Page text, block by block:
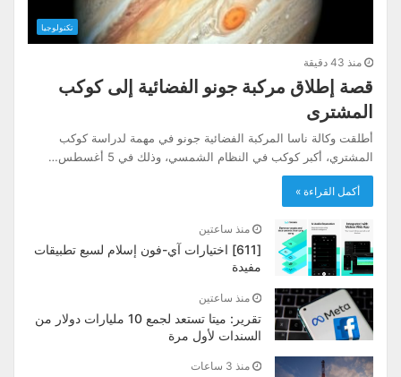
تكنولوجيا
منذ 43 دقيقة
قصة إطلاق مركبة جونو الفضائية إلى كوكب
المشترى
أطلقت وكالة ناسا المركبة الفضائية جونو في مهمة لدراسة كوكب
المشتري، أكبر كوكب في النظام الشمسي، وذلك في 5 أغسطس…
أكمل القراءة »
منذ ساعتين
[611] اختيارات آي-فون إسلام لسبع تطبيقات
مفيدة
منذ ساعتين
تقرير: ميتا تستعد لجمع 10 مليارات دولار من
السندات لأول مرة
منذ 3 ساعات